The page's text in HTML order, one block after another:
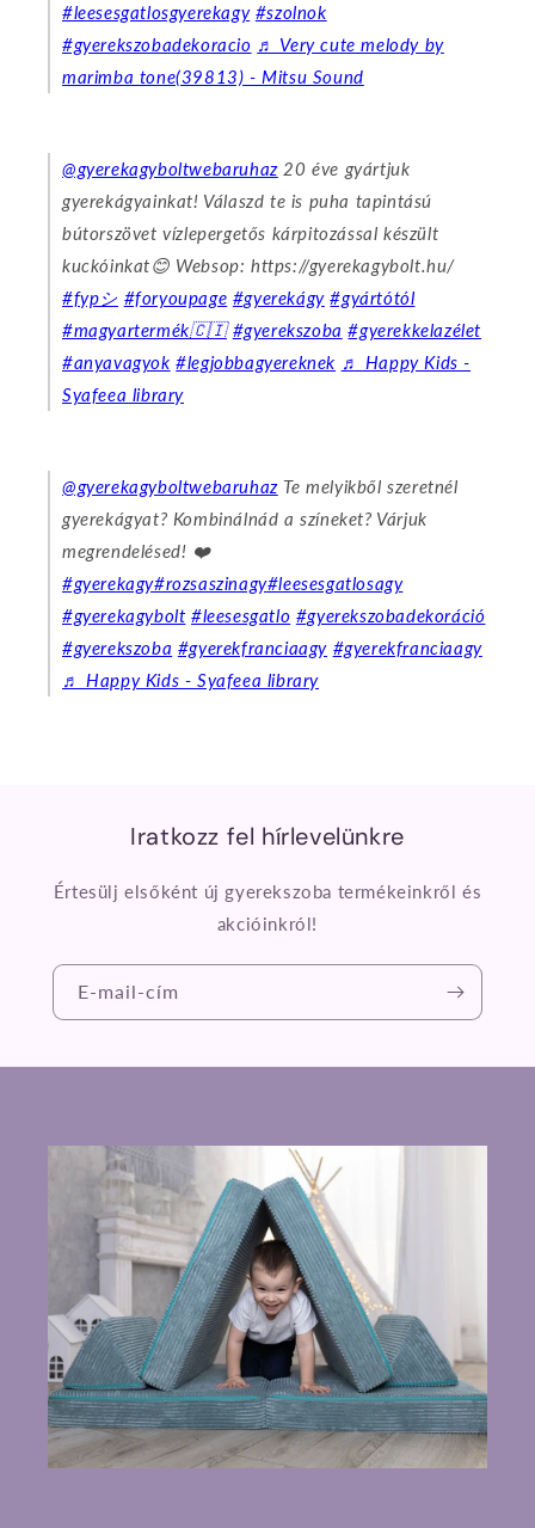
#leesesgatlosgyerekagy #szolnok
#gyerekszobadekoracio ♬ Very cute melody by
marimba tone(39813) - Mitsu Sound
@gyerekagyboltwebaruhaz20 éve gyártjuk
gyerekágyainkat! Válaszd te is puha tapintású
bútorszövet vízlepergetős kárpitozással készült
kuckóinkat😊 Websop: https://gyerekagybolt.hu/
#fypシ #foryoupage #gyerekágy #gyártótól
#magyartermék🇨🇮 #gyerekszoba #gyerekkelazélet
#anyavagyok #legjobbagyereknek ♬ Happy Kids -
Syafeea library
@gyerekagyboltwebaruhazTe melyikből szeretnél
gyerekágyat? Kombinálnád a színeket? Várjuk
megrendelésed! ❤️
#gyerekagy#rozsaszinagy#leesesgatlosagy
#gyerekagybolt #leesesgatlo #gyerekszobadekoráció
#gyerekszoba #gyerekfranciaagy #gyerekfranciaagy
♬ Happy Kids - Syafeea library
Iratkozz fel hírlevelünkre
Értesülj elsőként új gyerekszoba termékeinkről és
akcióinkról!
E-mail-cím